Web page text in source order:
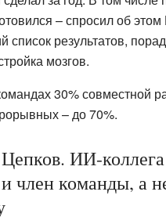
– спросил об
список результатов,
мозгов.
30% совместной
– до 70%.
ИИ-коллега
член команды, а